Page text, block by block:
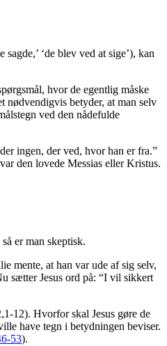
‘de blev ved at sige’), kan
hvor de egentlig måske
nødvendigvis betyder, at man selv
ved den nådefulde
ingen, der ved, hvor han er fra.”
den lovede Messias eller Kristus.
er man skeptisk.
mente, at han var ude af sig selv,
sætter Jesus ord på: “I vil sikkert
12). Hvorfor skal Jesus gøre de
have tegn i betydningen beviser.
53).